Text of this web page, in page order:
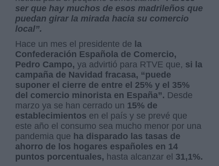
ser que hay muchos de esos madrileños que
puedan girar la mirada hacia su comercio
local”.
Hace un mes el presidente de la
Confederación Española de Comercio,
Pedro Campo, ya advirtió para RTVE que, si la
campaña de Navidad fracasa, “puede
suponer el cierre de entre el 25% y el 35%
del comercio minorista en España”. Desde
marzo ya se han cerrado un 15% de
establecimientos en el país y se prevé que
este año el consumo sea mucho menor por una
pandemia que ha disparado las tasas de
ahorro de los hogares españoles en 14
puntos porcentuales, hasta alcanzar el 31,1%.